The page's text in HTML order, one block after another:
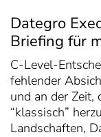
Dategro
Briefing für
C-Level-
fehlender
und an der Zeit,
“klassisch”
Landschaften,